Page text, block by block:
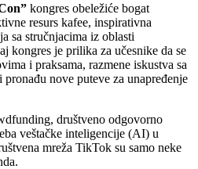
kongres obeležiće bogat
resurs kafee, inspirativna
sa stručnjacima iz oblasti
kongres je prilika za učesnike da se
i praksama, razmene iskustva sa
nove puteve za unapređenje
društveno odgovorno
veštačke inteligencije (AI) u
mreža TikTok su samo neke